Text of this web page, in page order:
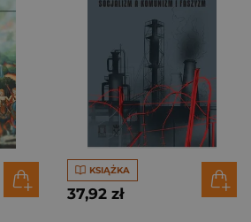
KSIĄŻKA
37,92 zł